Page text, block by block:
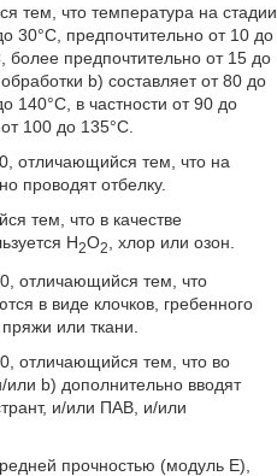
тем, что температура на стадии
30°C, предпочтительно от 10 до
более предпочтительно от 15 до
b) составляет от 80 до
140°C, в частности от 90 до
100 до 135°C.
отличающийся тем, что на
проводят отбелку.
тем, что в качестве
H2O2
, хлор или озон.
отличающийся тем, что
в виде клочков, гребенного
или ткани.
отличающийся тем, что во
b) дополнительно вводят
и/или ПАВ, и/или
прочностью (модуль Е),